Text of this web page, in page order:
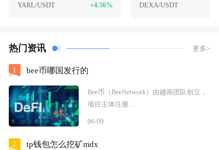
YARL/USDT +4.56% DEXA/USDT
热门资讯 更多>
1 bee币哪国发行的
Bee币（BeeNetwork）由越南团队创立，
项目主体注册...
06-09
2 tp钱包怎么挖矿mdx